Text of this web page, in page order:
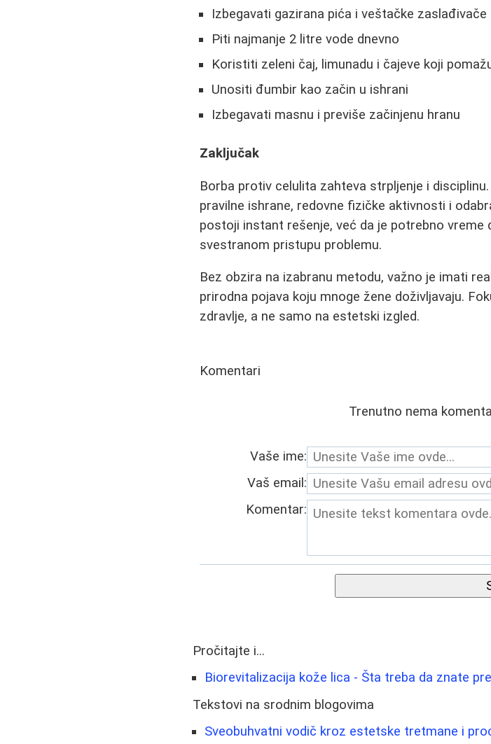
Izbegavati gazirana pića i veštačke zaslađivače
Piti najmanje 2 litre vode dnevno
Koristiti zeleni čaj, limunadu i čajeve koji
Unositi đumbir kao začin u ishrani
Izbegavati masnu i previše začinjenu hranu
Zaključak
Borba protiv celulita zahteva strpljenje i
pravilne ishrane, redovne fizičke aktivnosti i
postoji instant rešenje, već da je potrebno
svestranom pristupu problemu.
Bez obzira na izabranu metodu, važno je imati
prirodna pojava koju mnoge žene doživljavaju.
zdravlje, a ne samo na estetski izgled.
Komentari
Trenutno nema
Vaše ime:
Vaš email:
Komentar:
Pročitajte i...
Biorevitalizacija kože lica - Šta treba da znate
Tekstovi na srodnim blogovima
Sveobuhvatni vodič kroz estetske tretmane i